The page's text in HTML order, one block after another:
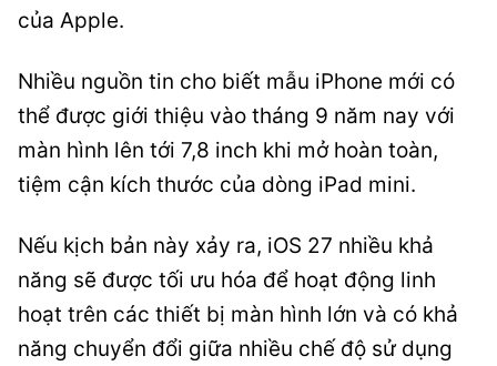
của Apple.
Nhiều nguồn tin cho biết mẫu iPhone mới có
thể được giới thiệu vào tháng 9 năm nay với
màn hình lên tới 7,8 inch khi mở hoàn toàn,
tiệm cận kích thước của dòng iPad mini.
Nếu kịch bản này xảy ra, iOS 27 nhiều khả
năng sẽ được tối ưu hóa để hoạt động linh
hoạt trên các thiết bị màn hình lớn và có khả
năng chuyển đổi giữa nhiều chế độ sử dụng